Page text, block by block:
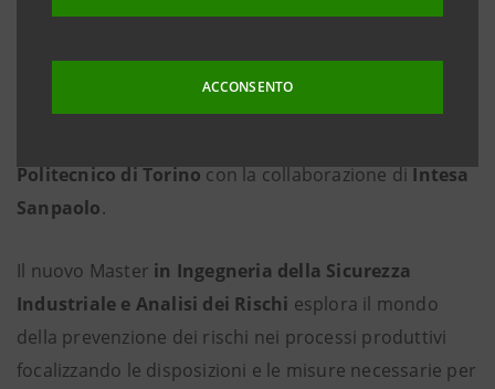
ACCONSENTO
Al via il nuovoMaster in Ingegneria della Sicurezza
Politecnico di Torinocon la collaborazione diIntesa
Sanpaolo.
Il nuovo Master in Ingegneria della Sicurezza
Industriale e Analisi dei Rischi esplora il mondo
della prevenzione dei rischi nei processi produttivi
focalizzando le disposizioni e le misure necessarie per